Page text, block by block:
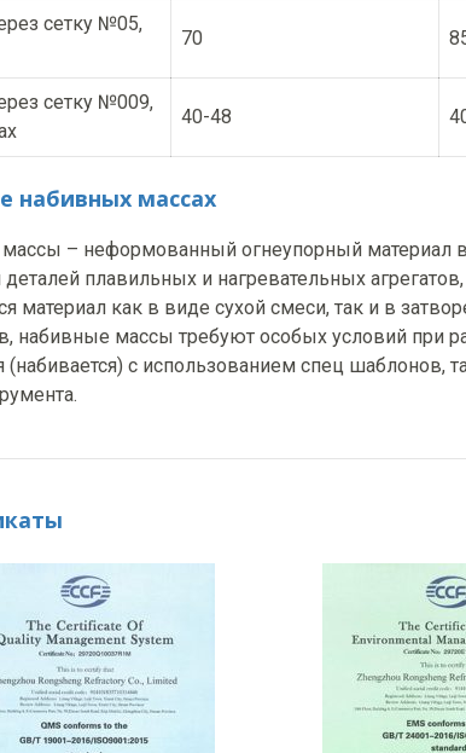
сетку №05,
70
сетку №009,
40-48
набивных массах
– неформованный огнеупорный материал
плавильных и нагревательных
материал как в виде сухой смеси, так и в
набивные массы требуют особых условий при
(набивается) с использованием спец